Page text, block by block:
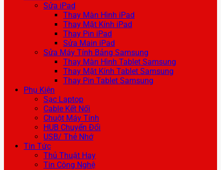
Sửa iPad
Thay Màn Hình iPad
Thay Mặt Kính iPad
Thay Pin iPad
Sửa Main iPad
Sửa Máy Tính Bảng Samsung
Thay Màn Hình Tablet Samsung
Thay Mặt Kính Tablet Samsung
Thay Pin Tablet Samsung
Phụ Kiện
Sạc Laptop
Cable Kết Nối
Chuột Máy Tính
HUB Chuyển Đổi
USB/ Thẻ Nhớ
Tin Tức
Thủ Thuật Hay
Tin Công Nghệ